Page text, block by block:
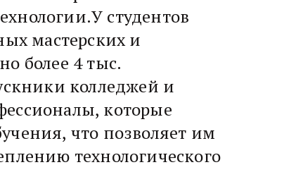
студентов
мастерских и
более 4 тыс.
колледжей и
которые
что позволяет им
технологического